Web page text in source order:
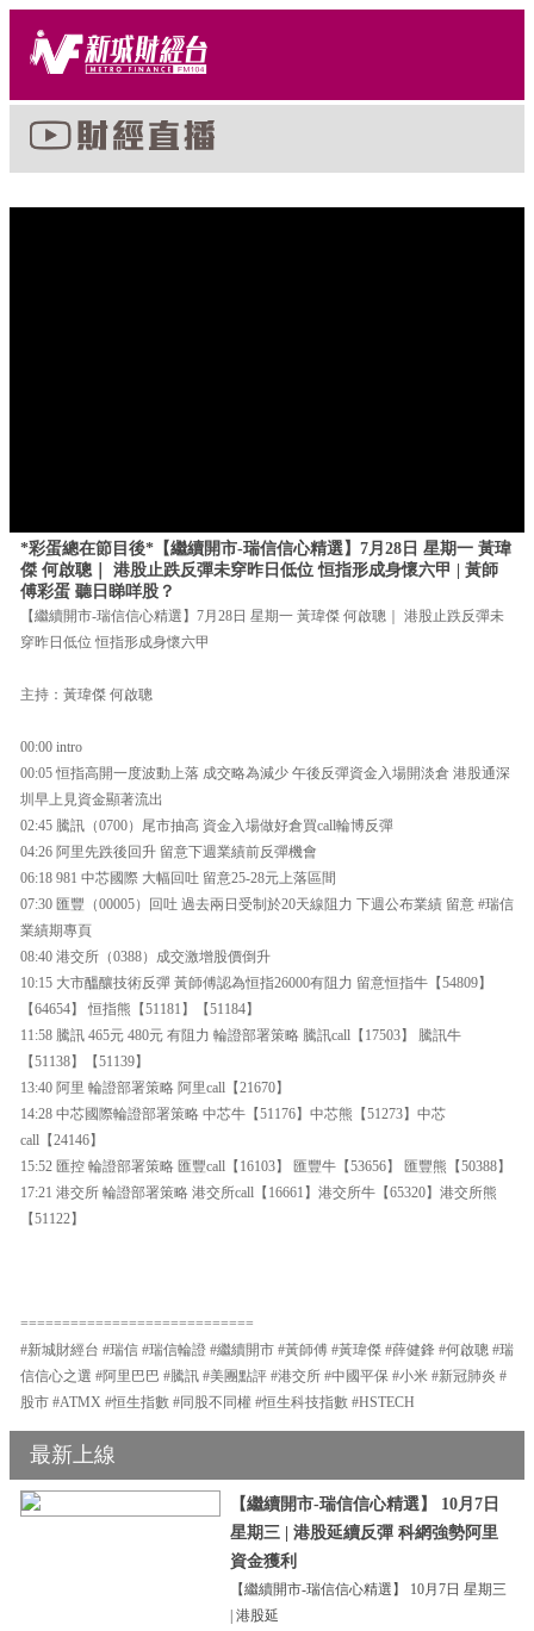
*彩蛋總在節目後*【繼續開市-瑞信信心精選】7月28日 星期一 黃瑋
傑 何啟聰｜ 港股止跌反彈未穿昨日低位 恒指形成身懷六甲 | 黃師
傅彩蛋 聽日睇咩股？
【繼續開市-瑞信信心精選】7月28日 星期一 黃瑋傑 何啟聰｜ 港股止跌反彈未
穿昨日低位 恒指形成身懷六甲
主持：黃瑋傑 何啟聰
00:00 intro
00:05 恒指高開一度波動上落 成交略為減少 午後反彈資金入場開淡倉 港股通深
圳早上見資金顯著流出
02:45 騰訊（0700）尾市抽高 資金入場做好倉買call輪博反彈
04:26 阿里先跌後回升 留意下週業績前反彈機會
06:18 981 中芯國際 大幅回吐 留意25-28元上落區間
07:30 匯豐（00005）回吐 過去兩日受制於20天線阻力 下週公布業績 留意 #瑞信
業績期專頁
08:40 港交所（0388）成交激增股價倒升
10:15 大市醞釀技術反彈 黃師傅認為恒指26000有阻力 留意恒指牛【54809】
【64654】 恒指熊【51181】【51184】
11:58 騰訊 465元 480元 有阻力 輪證部署策略 騰訊call【17503】 騰訊牛
【51138】【51139】
13:40 阿里 輪證部署策略 阿里call【21670】
14:28 中芯國際輪證部署策略 中芯牛【51176】中芯熊【51273】中芯
call【24146】
15:52 匯控 輪證部署策略 匯豐call【16103】 匯豐牛【53656】 匯豐熊【50388】
17:21 港交所 輪證部署策略 港交所call【16661】港交所牛【65320】港交所熊
【51122】
============================
#新城財經台 #瑞信 #瑞信輪證 #繼續開市 #黃師傅 #黃瑋傑 #薛健鋒 #何啟聰 #瑞
信信心之選 #阿里巴巴 #騰訊 #美團點評 #港交所 #中國平保 #小米 #新冠肺炎 #
股市 #ATMX #恒生指數 #同股不同權 #恒生科技指數 #HSTECH
最新上線
【繼續開市-瑞信信心精選】 10月7日
星期三 | 港股延續反彈 科網強勢阿里
資金獲利
【繼續開市-瑞信信心精選】 10月7日 星期三
| 港股延